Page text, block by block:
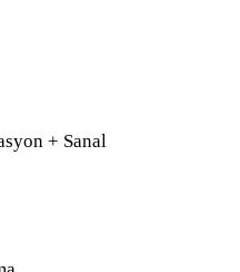
+ Sanal